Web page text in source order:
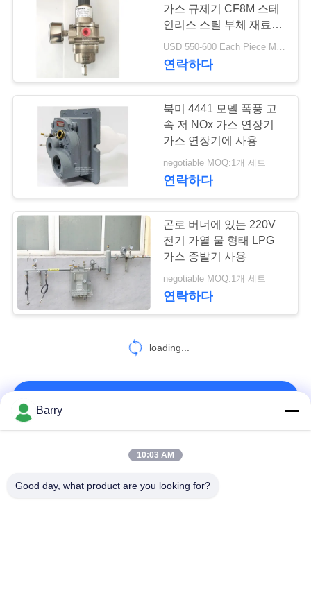
십
사
트
정
보
스테인리스 지구 벨
브
8
워터 버터플라이 밸
브
스테인리스 역행 방
지판
8
가스 규제기 CF8M 스테
인리스 스틸 부체 재료 해
상 애플리케이션에 유용
연락하다
북미 4441 모델 폭풍 고
속 저 NOx 가스 연장기
가스 연장기에 사용
negotiable MOQ:1개 세트
연락하다
곤로 버너에 있는 220V
전기 가열 물 형태 LPG
가스 증발기 사용
negotiable MOQ:1개 세트
연락하다
loading...
Barry
10:03 AM
Good day, what product are you looking for?